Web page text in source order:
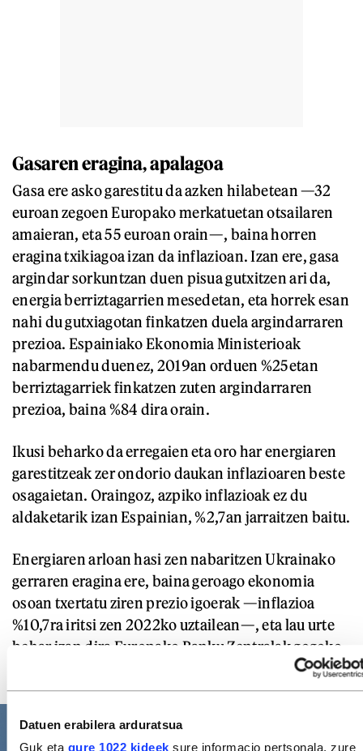
Datuen erabilera arduratsua
Guk eta gure 1022 kideek sure informacio pertsonala, zure
Gasaren eragina, apalagoa
Gasa ere asko garestitu da azken hilabetean —32
euroan zegoen Europako merkatuetan otsailaren
amaieran, eta 55 euroan orain—, baina horren
eragina txikiagoa izan da inflazioan. Izan ere, gasa
argindar sorkuntzan duen pisua gutxitzen ari da,
energia berriztagarrien mesedetan, eta horrek esan
nahi du gutxiagotan finkatzen duela argindarraren
prezioa. Espainiako Ekonomia Ministerioak
nabarmendu duenez, 2019an orduen %25etan
berriztagarriek finkatzen zuten argindarraren
prezioa, baina %84 dira orain.
Ikusi beharko da erregaien eta oro har energiaren
garestitzeak zer ondorio daukan inflazioaren beste
osagaietan. Oraingoz, azpiko inflazioak ez du
aldaketarik izan Espainian, %2,7an jarraitzen baitu.
Energiaren arloan hasi zen nabaritzen Ukrainako
gerraren eragina ere, baina geroago ekonomia
osoan txertatu ziren prezio igoerak —inflazioa
%10,7ra iritsi zen 2022ko uztailean—, eta lau urte
behar izan dira Europako Banku Zentralak gogoko